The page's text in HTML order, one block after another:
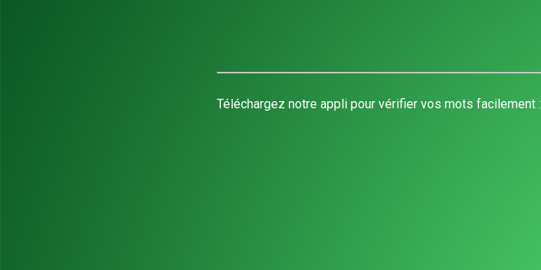
Téléchargez notre appli pour vérifier vos mots facilement :